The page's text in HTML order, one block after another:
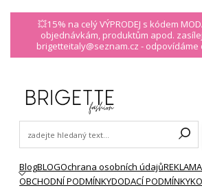
💥15% na celý VÝPRODEJ s kódem
objednávkám, produktům apod.
brigetteitaly@seznam.cz - odpovídáme
BlogBLOGOchrana osobních údajů
OBCHODNÍ PODMÍNKYDODACÍ PODMÍNKY